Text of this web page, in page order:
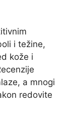
i težine,
kože i
a mnogi
redovite